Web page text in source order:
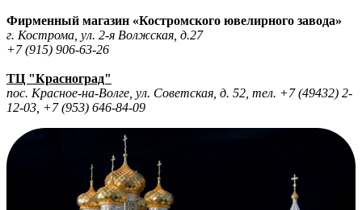
Фирменный магазин «Костромского ювелирного завода»
г. Кострома, ул. 2-я Волжская, д.27
+7 (915) 906-63-26
ТЦ "Красноград"
пос. Красное-на-Волге, ул. Советская, д. 52, тел. +7 (49432) 2-
12-03, +7 (953) 646-84-09